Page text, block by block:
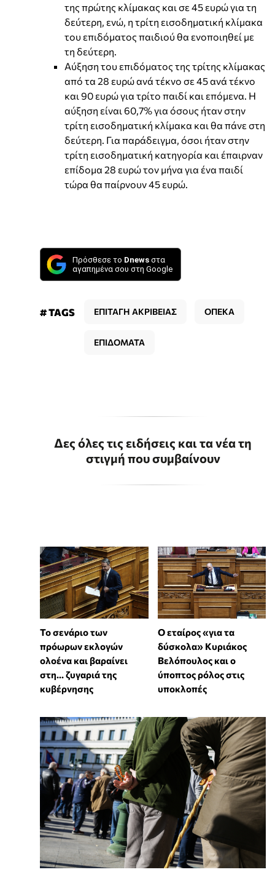
της πρώτης κλίμακας και σε 45 ευρώ για τη
δεύτερη, ενώ, η τρίτη εισοδηματική κλίμακα
του επιδόματος παιδιού θα ενοποιηθεί με
τη δεύτερη.
Αύξηση του επιδόματος της τρίτης κλίμακας
από τα 28 ευρώ ανά τέκνο σε 45 ανά τέκνο
και 90 ευρώ για τρίτο παιδί και επόμενα. Η
αύξηση είναι 60,7% για όσους ήταν στην
τρίτη εισοδηματική κλίμακα και θα πάνε στη
δεύτερη. Για παράδειγμα, όσοι ήταν στην
τρίτη εισοδηματική κατηγορία και έπαιρναν
επίδομα 28 ευρώ τον μήνα για ένα παιδί
τώρα θα παίρνουν 45 ευρώ.
Πρόσθεσε το Dnews στα
αγαπημένα σου στη Google
# TAGS ΕΠΙΤΑΓΗ ΑΚΡΙΒΕΙΑΣ ΟΠΕΚΑ
ΕΠΙΔΟΜΑΤΑ
Δες όλες τις ειδήσεις και τα νέα τη
στιγμή που συμβαίνουν
Το σενάριο των
πρόωρων εκλογών
ολοένα και βαραίνει
στη… ζυγαριά της
κυβέρνησης
Ο εταίρος «για τα
δύσκολα» Κυριάκος
Βελόπουλος και ο
ύποπτος ρόλος στις
υποκλοπές